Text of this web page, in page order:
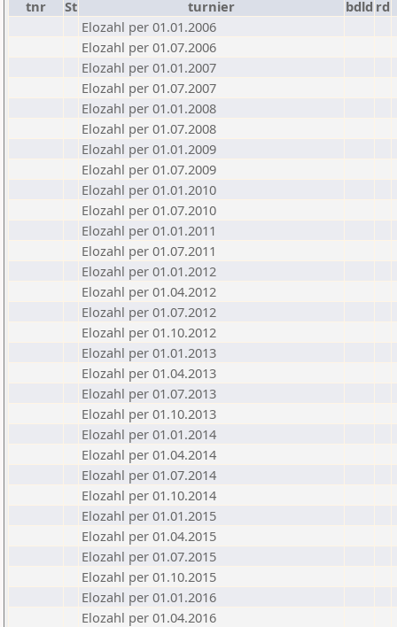
tnr St turnier bdld rd
Elozahl per 01.01.2006
Elozahl per 01.07.2006
Elozahl per 01.01.2007
Elozahl per 01.07.2007
Elozahl per 01.01.2008
Elozahl per 01.07.2008
Elozahl per 01.01.2009
Elozahl per 01.07.2009
Elozahl per 01.01.2010
Elozahl per 01.07.2010
Elozahl per 01.01.2011
Elozahl per 01.07.2011
Elozahl per 01.01.2012
Elozahl per 01.04.2012
Elozahl per 01.07.2012
Elozahl per 01.10.2012
Elozahl per 01.01.2013
Elozahl per 01.04.2013
Elozahl per 01.07.2013
Elozahl per 01.10.2013
Elozahl per 01.01.2014
Elozahl per 01.04.2014
Elozahl per 01.07.2014
Elozahl per 01.10.2014
Elozahl per 01.01.2015
Elozahl per 01.04.2015
Elozahl per 01.07.2015
Elozahl per 01.10.2015
Elozahl per 01.01.2016
Elozahl per 01.04.2016